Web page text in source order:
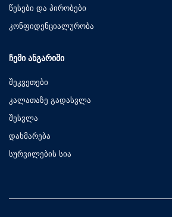
წესები და პირობები
კონფიდენციალურობა
ᲩᲔᲛᲘ ᲐᲜᲒᲐᲠᲘᲨᲘ
შეკვეთები
კალათაზე გადასვლა
შესვლა
დახმარება
სურვილების სია